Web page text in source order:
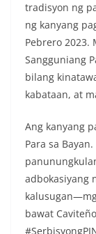
tradisyon ng
ng kanyang
Pebrero 2023.
Sangguniang
bilang
kabataan, at
Ang kanyang
Para sa
adbokasiyang
bawat